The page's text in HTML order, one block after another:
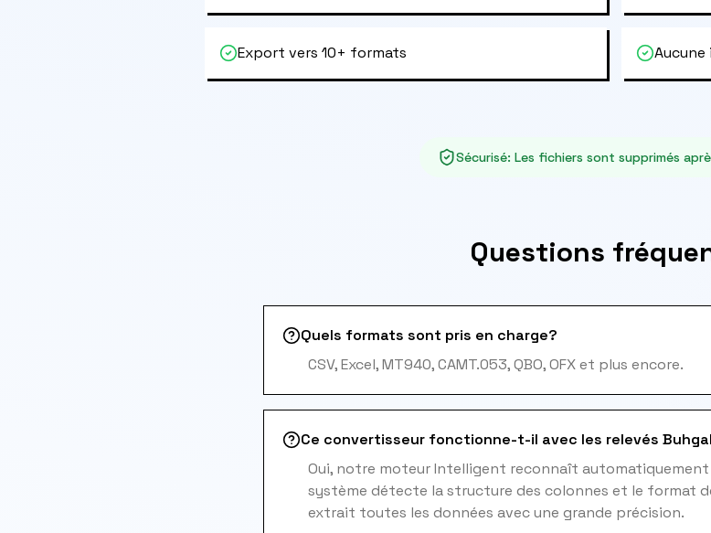
Export vers 10+ formats
Sécurisé: Les fichiers sont supprimés
Questions
Quels formats sont pris en charge?
CSV, Excel, MT940, CAMT.053, QBO, OFX et plus encore.
Ce convertisseur fonctionne-t-il avec les relevés
Oui, notre moteur Intelligent reconnaît automatiquement
système détecte la structure des colonnes et le format
extrait toutes les données avec une grande précision.